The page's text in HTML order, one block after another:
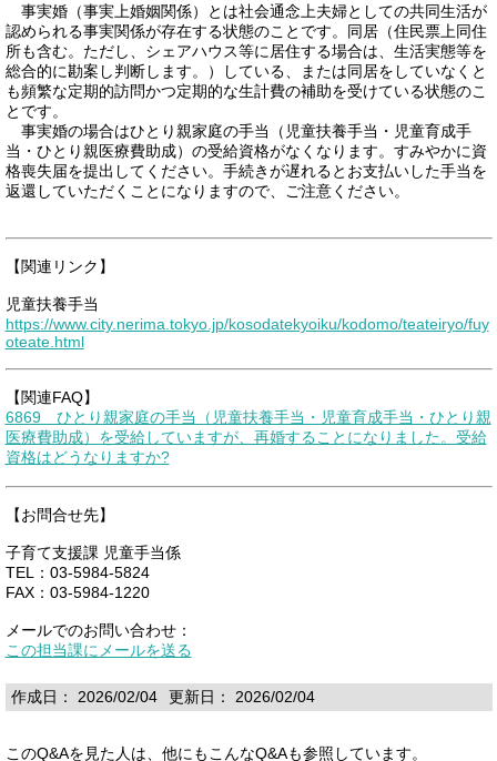
事実婚（事実上婚姻関係）とは社会通念上夫婦としての共同生活が
認められる事実関係が存在する状態のことです。同居（住民票上同住
所も含む。ただし、シェアハウス等に居住する場合は、生活実態等を
総合的に勘案し判断します。）している、または同居をしていなくと
も頻繁な定期的訪問かつ定期的な生計費の補助を受けている状態のこ
とです。
事実婚の場合はひとり親家庭の手当（児童扶養手当・児童育成手
当・ひとり親医療費助成）の受給資格がなくなります。すみやかに資
格喪失届を提出してください。手続きが遅れるとお支払いした手当を
返還していただくことになりますので、ご注意ください。
【関連リンク】
児童扶養手当
https://www.city.nerima.tokyo.jp/kosodatekyoiku/kodomo/teateiryo/fuy
oteate.html
【関連FAQ】
6869 ひとり親家庭の手当（児童扶養手当・児童育成手当・ひとり親
医療費助成）を受給していますが、再婚することになりました。受給
資格はどうなりますか?
【お問合せ先】
子育て支援課 児童手当係
TEL：03-5984-5824
FAX：03-5984-1220
メールでのお問い合わせ：
この担当課にメールを送る
作成日： 2026/02/04 更新日： 2026/02/04
このQ&Aを見た人は、他にもこんなQ&Aも参照しています。